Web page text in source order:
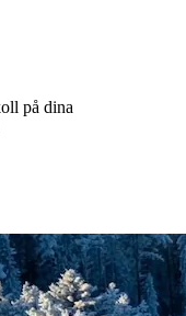
på dina